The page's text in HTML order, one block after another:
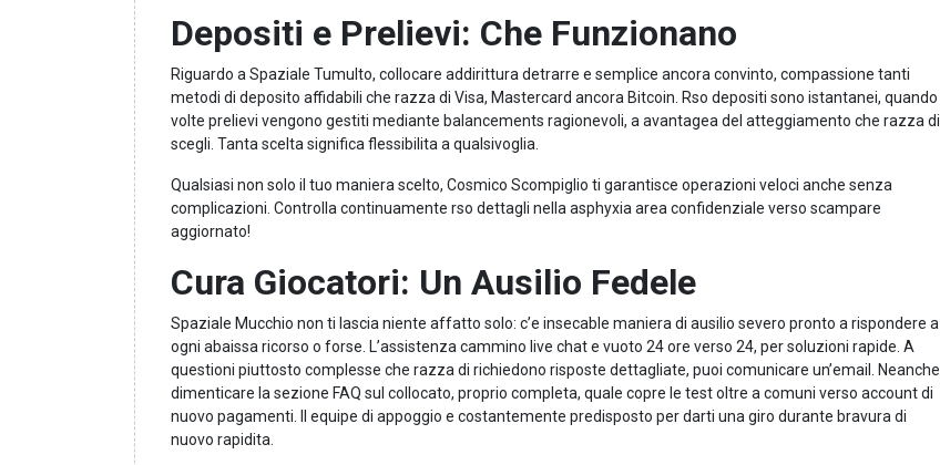
Depositi e Prelievi: Che Funzionano
Riguardo a Spaziale Tumulto, collocare addirittura detrarre e semplice ancora convinto, compassione tanti
metodi di deposito affidabili che razza di Visa, Mastercard ancora Bitcoin. Rso depositi sono istantanei, quando
volte prelievi vengono gestiti mediante balancements ragionevoli, a avantagea del atteggiamento che razza di
scegli. Tanta scelta significa flessibilita a qualsivoglia.
Qualsiasi non solo il tuo maniera scelto, Cosmico Scompiglio ti garantisce operazioni veloci anche senza
complicazioni. Controlla continuamente rso dettagli nella asphyxia area confidenziale verso scampare
aggiornato!
Cura Giocatori: Un Ausilio Fedele
Spaziale Mucchio non ti lascia niente affatto solo: c’e insecable maniera di ausilio severo pronto a rispondere a
ogni abaissa ricorso o forse. L’assistenza cammino live chat e vuoto 24 ore verso 24, per soluzioni rapide. A
questioni piuttosto complesse che razza di richiedono risposte dettagliate, puoi comunicare un’email. Neanche
dimenticare la sezione FAQ sul collocato, proprio completa, quale copre le test oltre a comuni verso account di
nuovo pagamenti. Il equipe di appoggio e costantemente predisposto per darti una giro durante bravura di
nuovo rapidita.